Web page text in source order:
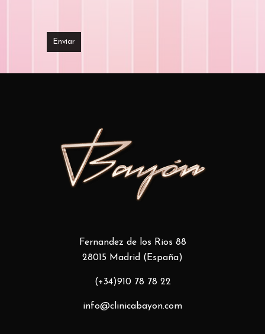
Fernandez de los Rios 88
28015 Madrid (España)
(+34)910 78 78 22
info@clinicabayon.com